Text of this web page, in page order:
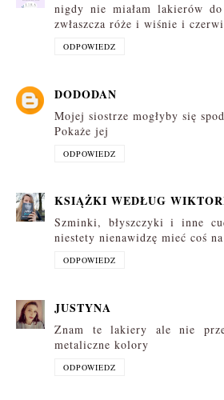
nigdy nie miałam lakierów
zwłaszcza róże i wiśnie i
ODPOWIEDZ
DODODAN
Mojej siostrze mogłyby się
Pokaże jej
ODPOWIEDZ
KSIĄŻKI WEDŁUG
Szminki, błyszczyki i inne
niestety nienawidzę mieć coś
ODPOWIEDZ
JUSTYNA
Znam te lakiery ale nie
metaliczne kolory
ODPOWIEDZ